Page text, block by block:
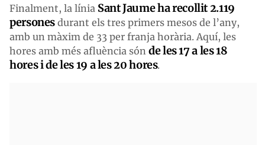
Finalment, la línia Sant Jaume ha recollit 2.119
persones durant els tres primers mesos de l’any,
amb un màxim de 33 per franja horària. Aquí, les
hores amb més afluència són de les 17 a les 18
hores i de les 19 a les 20 hores.